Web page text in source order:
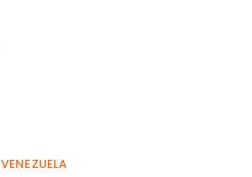
VENEZUELA